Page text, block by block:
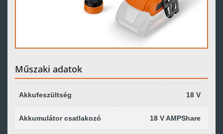
Műszaki adatok
Akkufeszültség 18 V
Akkumulátor csatlakozó 18 V AMPShare